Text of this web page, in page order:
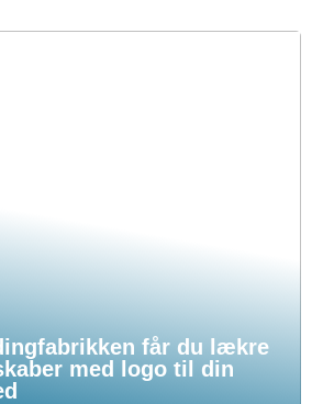
får du lækre
med logo til din